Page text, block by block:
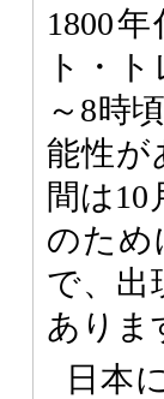
1800
ト・
～8時
能性が
間は
のため
で、出
ありま
日本